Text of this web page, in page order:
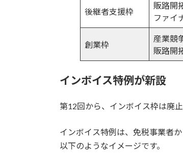
後継者支援枠
販路開
ファイ
創業枠
産業競
販路開
インボイス特例が新設
第12回から、インボイス枠は廃
インボイス特例は、免税事業者
以下のようなイメージです。